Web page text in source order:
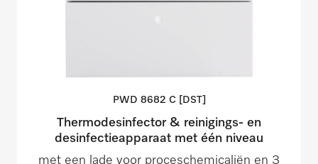
PWD 8682 C [DST]
Thermodesinfector & reinigings- en
desinfectieapparaat met één niveau
met een lade voor proceschemicaliën en 3